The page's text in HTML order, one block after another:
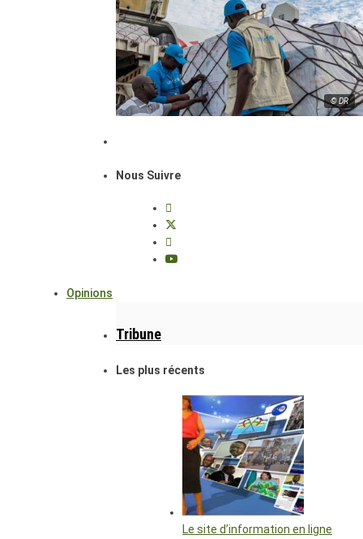
© DR
Nous Suivre
Opinions
Tribune
Les plus récents
Le site d’information en ligne